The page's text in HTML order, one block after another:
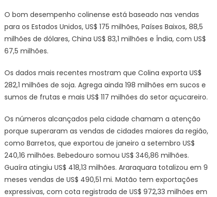
O bom desempenho colinense está baseado nas vendas
para os Estados Unidos, US$ 175 milhões, Países Baixos, 88,5
milhões de dólares, China US$ 83,1 milhões e Índia, com US$
67,5 milhões.
Os dados mais recentes mostram que Colina exporta US$
282,1 milhões de soja. Agrega ainda 198 milhões em sucos e
sumos de frutas e mais US$ 117 milhões do setor açucareiro.
Os números alcançados pela cidade chamam a atenção
porque superaram as vendas de cidades maiores da região,
como Barretos, que exportou de janeiro a setembro US$
240,16 milhões. Bebedouro somou US$ 346,86 milhões.
Guaíra atingiu US$ 418,13 milhões. Araraquara totalizou em 9
meses vendas de US$ 490,51 mi. Matão tem exportações
expressivas, com cota registrada de US$ 972,33 milhões em